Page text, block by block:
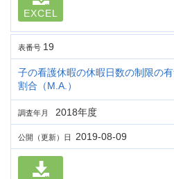
EXCEL
表番号 19
子の看護休暇の休暇日数の制限の
割合（M.A.）
調査年月 2018年度
公開（更新）日 2019-08-09